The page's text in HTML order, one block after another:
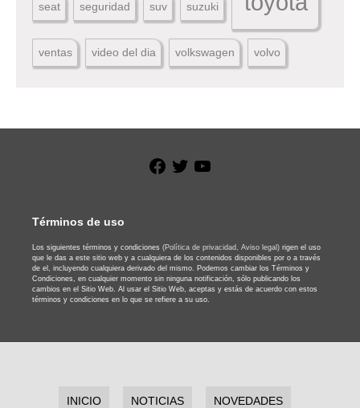
seat seguridad suv suzuki
ventas video del dia volkswagen volvo
Facebook
Twitter
Términos de uso
Los siguientes términos y condiciones (Política de privacidad, Aviso legal) rigen el uso
que le das a este sitio web y a cualquiera de los contenidos disponibles por o a través
de el, incluyendo cualquiera derivado del mismo. Podemos cambiar los Términos y
Condiciones, en cualquier momento sin ninguna notificación, sólo publicando los
cambios en el Sitio Web. Al usar el Sitio Web, aceptas y estás de acuerdo con estos
términos y condiciones en lo que se refiere a su uso.
INICIO NOTICIAS NOVEDADES